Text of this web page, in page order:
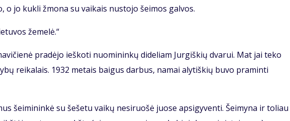
o jo kukli žmona su vaikais nustojo šeimos galvos.
žemelė.“
pradėjo ieškoti nuomininkų dideliam Jurgiškių dvarui. Mat jai teko
reikalais. 1932 metais baigus darbus, namai alytiškių buvo praminti
šeimininkė su šešetu vaikų nesiruošė juose apsigyventi. Šeimyna ir toliau